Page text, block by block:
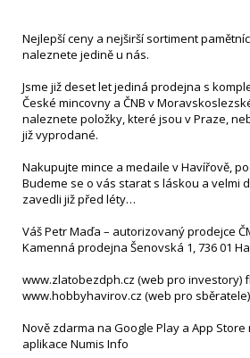
Nejlepší ceny a nejširší sortiment
naleznete jedině u nás.
Jsme již deset let jediná prodejna s
České mincovny a ČNB v
naleznete položky, které jsou v Praze,
již vyprodané.
Nakupujte mince a medaile v Havířově,
Budeme se o vás starat s láskou a velmi
zavedli již před léty…
Váš Petr Maďa – autorizovaný prodejce
Kamenná prodejna Šenovská 1, 736 01
www.zlatobezdph.cz (web pro investory)
www.hobbyhavirov.cz (web pro
Nově zdarma na Google Play a App
aplikace Numis Info